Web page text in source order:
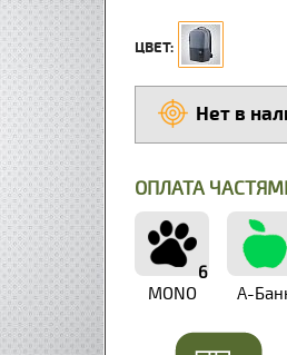
ЦВЕТ:
Нет в
ОПЛАТА
6
MONO
А-